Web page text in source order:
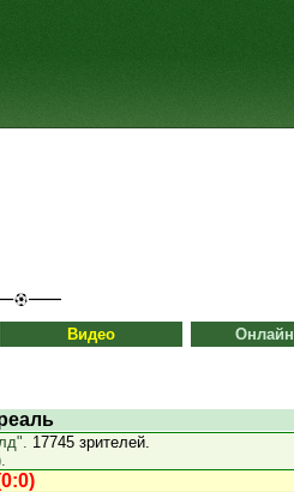
Видео Онлайн
17745 зрителей.